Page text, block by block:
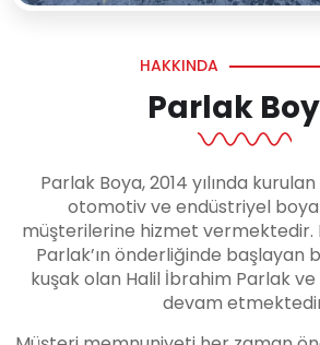
HAKKINDA
Parlak
Parlak Boya, 2014 yılında
otomotiv ve endüstriyel
müşterilerine hizmet vermektedir.
Parlak’ın önderliğinde başlayan
kuşak olan Halil İbrahim Parlak
devam